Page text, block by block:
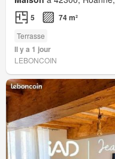
5 74 m²
Terrasse
Il y a 1 jour
LEBONCOIN